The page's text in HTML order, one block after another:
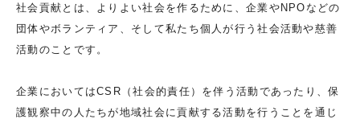
社会貢献とは、よりよい社会を作るために、企業やNPOなどの
団体やボランティア、そして私たち個人が行う社会活動や慈善
活動のことです。
企業においてはCSR（社会的責任）を伴う活動であったり、保
護観察中の人たちが地域社会に貢献する活動を行うことを通じ